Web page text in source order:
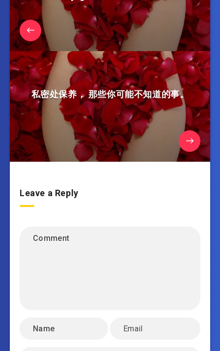
私密处保养， 那些你可能不知道的事。
Leave a Reply